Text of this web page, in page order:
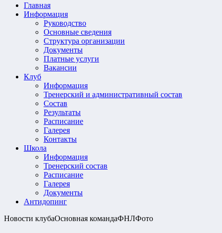
Главная
Информация
Руководство
Основные сведения
Структура организации
Документы
Платные услуги
Вакансии
Клуб
Информация
Тренерский и административный состав
Состав
Результаты
Расписание
Галерея
Контакты
Школа
Информация
Тренерский состав
Расписание
Галерея
Документы
Антидопинг
Новости клубаОсновная командаФНЛФото